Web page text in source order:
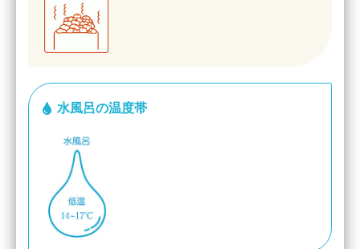
水風呂の温度帯